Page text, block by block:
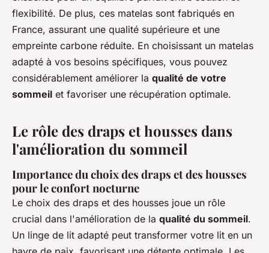
flexibilité. De plus, ces matelas sont fabriqués en
France, assurant une qualité supérieure et une
empreinte carbone réduite. En choisissant un matelas
adapté à vos besoins spécifiques, vous pouvez
considérablement améliorer la qualité de votre
sommeil et favoriser une récupération optimale.
Le rôle des draps et housses dans
l'amélioration du sommeil
Importance du choix des draps et des housses
pour le confort nocturne
Le choix des draps et des housses joue un rôle
crucial dans l'amélioration de la qualité du sommeil.
Un linge de lit adapté peut transformer votre lit en un